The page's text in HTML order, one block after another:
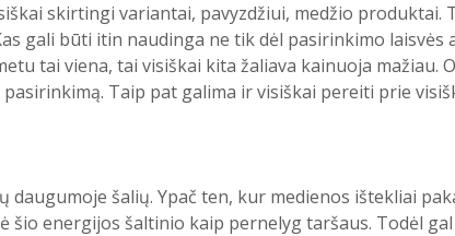
skirtingi variantai, pavyzdžiui, medžio produktai.
gali būti itin naudinga ne tik dėl pasirinkimo
tai viena, tai visiškai kita žaliava kainuoja
Taip pat galima ir visiškai pereiti prie
šalių. Ypač ten, kur medienos ištekliai
energijos šaltinio kaip pernelyg taršaus. Todėl